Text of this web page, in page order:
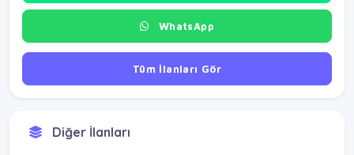
WhatsApp
Tüm İlanları Gör
Diğer İlanları